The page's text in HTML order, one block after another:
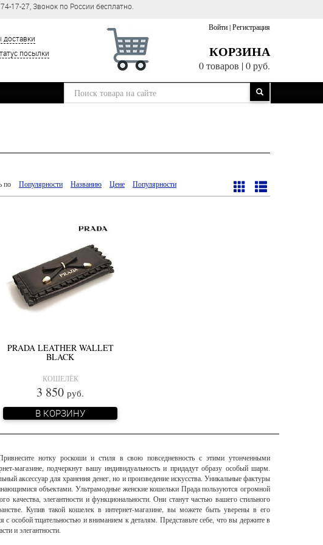
17-27, Звонок по России бесплатно.
посылки
Войти|Регистрация
КОРЗИНА
0 товаров |0 руб.
по Популярности Названию Цене Популярности
PRADA LEATHER WALLET
BLACK
КОШЕЛЁК
3 850 руб.
В КОРЗИНУ
нотку роскоши и стиля в свою повседневность с этими утонченными
магазине, подчеркнут вашу индивидуальность и придадут образу особый шарм.
аксессуар для хранения денег, но и произведение искусства. Уникальные фактуры
объектами. Ультрамодные женские кошельки Прада пользуются огромной
качества, элегантности и функциональности. Они станут частью вашего стильного
Купив такой кошелек в интернет-магазине, вы можете быть уверены в его
с особой тщательностью и вниманием к деталям. Представьте себе, что вы держите в
и элегантности.